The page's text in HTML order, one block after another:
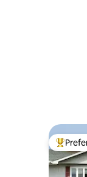
Entre